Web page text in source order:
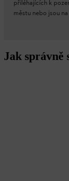
přiléhajících k
městu nebo jsou
Jak správně